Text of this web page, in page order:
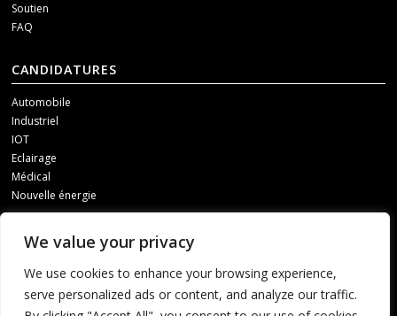
We value your privacy
We use cookies to enhance your browsing experience,
serve personalized ads or content, and analyze our traffic.
Soutien
FAQ
CANDIDATURES
Automobile
Industriel
IOT
Eclairage
Médical
Nouvelle énergie
MÉDIAS SOCIAUX
Pour recevoir nos mises à jour, veuillez nous contacter par l'un des
canaux suivants.